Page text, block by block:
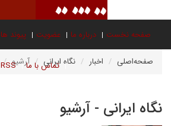
صفحه نخست درباره ما عضویت پیوند ها
تماس با ما RSS صفحه‌اصلی اخبار نگاه ایرانی آرشیو
نگاه ایرانی - آرشیو